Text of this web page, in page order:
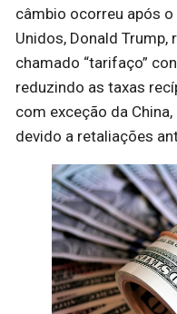
câmbio ocorreu após
Unidos, Donald
chamado “tarifaço”
reduzindo as taxas
com exceção da
devido a retaliações